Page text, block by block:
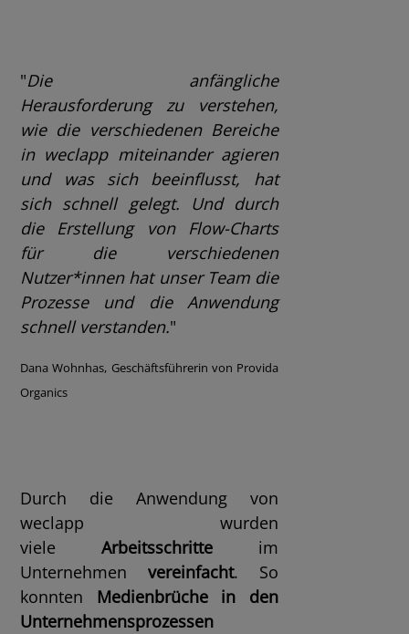
"Die anfängliche
Herausforderung zu verstehen,
wie die verschiedenen Bereiche
in weclapp miteinander agieren
und was sich beeinflusst, hat
sich schnell gelegt. Und durch
die Erstellung von Flow-Charts
für die verschiedenen
Nutzer*innen hat unser Team die
Prozesse und die Anwendung
schnell verstanden."
Dana Wohnhas, Geschäftsführerin von Provida
Organics
Durch die Anwendung von
weclapp wurden
vieleArbeitsschritte im
Unternehmenvereinfacht. So
konnten Medienbrüche in den
Unternehmensprozessen